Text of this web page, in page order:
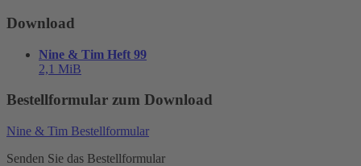
Download
Nine & Tim Heft 99
2,1 MiB
Bestellformular zum Download
Nine & Tim Bestellformular
Senden Sie das Bestellformular